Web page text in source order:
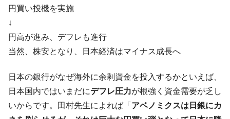
ャンペーン」⇒ あの名物教授も登場！
ぎ」では。
『Money1』
韓国鉄鋼最大手『POSCO』ズブズブ沈む。
『Money1』
米国下院「韓国の公務員個人をターゲット
にぶん殴る法案」提出！⇒ クーパン問題は合衆国企業に対
する差別。許してはおかぬ
円買い投機を実施
↓
円高が進み、デフレも進行
当然、株安となり、日本経済はマイナス成長へ
日本の銀行がなぜ海外に余剰資金を投入するかといえば、
日本国内ではいまだにデフレ圧力が根強く資金需要が乏し
いからです。田村先生によれば「 アベノミクスは日銀にカ